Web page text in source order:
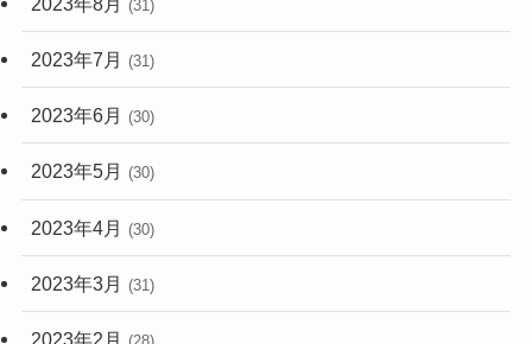
(31)
2023年7月 (31)
2023年6月 (30)
2023年5月 (30)
2023年4月 (30)
2023年3月 (31)
2023年2月